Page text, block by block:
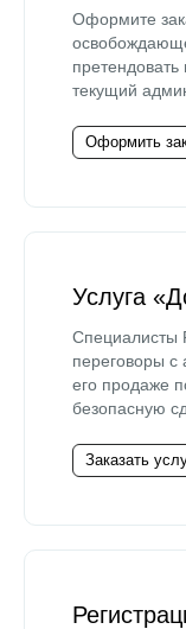
Оформите
текущий
Оформить
Услуга
Специалисты
переговоры
его продаже
безопасную
Заказать